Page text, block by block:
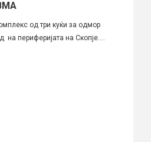
од три куќи за одмор
на периферијата на Скопје....